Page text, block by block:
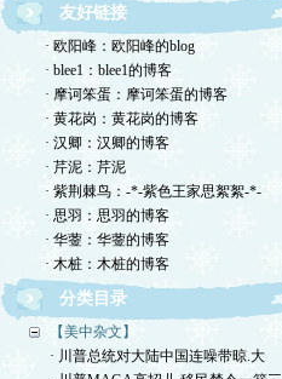
友好链接
· 欧阳峰：欧阳峰的blog
· blee1：blee1的博客
· 摩诃笨蛋：摩诃笨蛋的博客
· 黄花岗：黄花岗的博客
· 汉卿：汉卿的博客
· 芹泥：芹泥
· 紫荆棘鸟：-*-紫色王家思絮絮-*-
· 思羽：思羽的博客
· 华蓥：华蓥的博客
· 木桩：木桩的博客
分类目录
【美中杂文】
· 川普总统对大陆中国连噪带晾.大